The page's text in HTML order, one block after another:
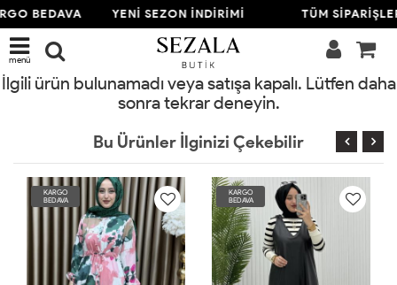
BEDAVA YENİ SEZON İNDİRİMİ TÜM
menü
İlgili ürün bulunamadı veya satışa kapalı. Lütfen daha
sonra tekrar deneyin.
Bu Ürünler İlginizi Çekebilir
KARGO
BEDAVA
KARGO
BEDAVA